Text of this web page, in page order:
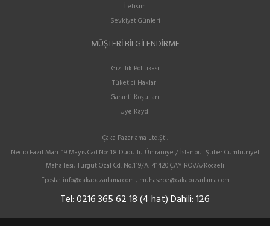
İletişim
Sevkiyat Günleri
MÜŞTERI BILGILENDIRME
Gizlilik Politikası
Tüketici Hakları
Garanti Koşulları
Üye Kaydı
Çaka Pazarlama Ltd.Şti.
Necip Fazıl Mah. 19 Mayıs Cad.No: 18 Dudullu Ümraniye / İstanbul Şube: Cumhuriyet
Mahallesi, Turgut Özal Cd. No:119/A, 41420 ÇAYIROVA/Kocaeli
Eposta: info@cakapazarlama.com , muhasebe@cakapazarlama.com
Tel:0216 365 62 18 (4 hat) Dahili: 126